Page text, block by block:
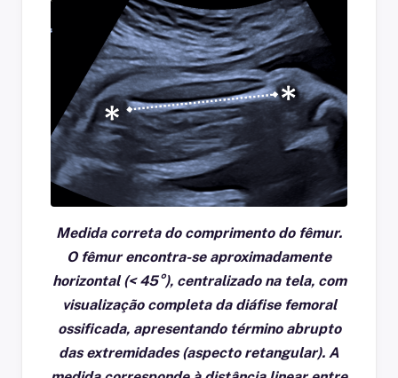
Medida correta do comprimento do fêmur.
O fêmur encontra-se aproximadamente
horizontal(< 45°), centralizado na tela, com
visualização completa da diáfise femoral
ossificada, apresentando término abrupto
das extremidades (aspecto retangular). A